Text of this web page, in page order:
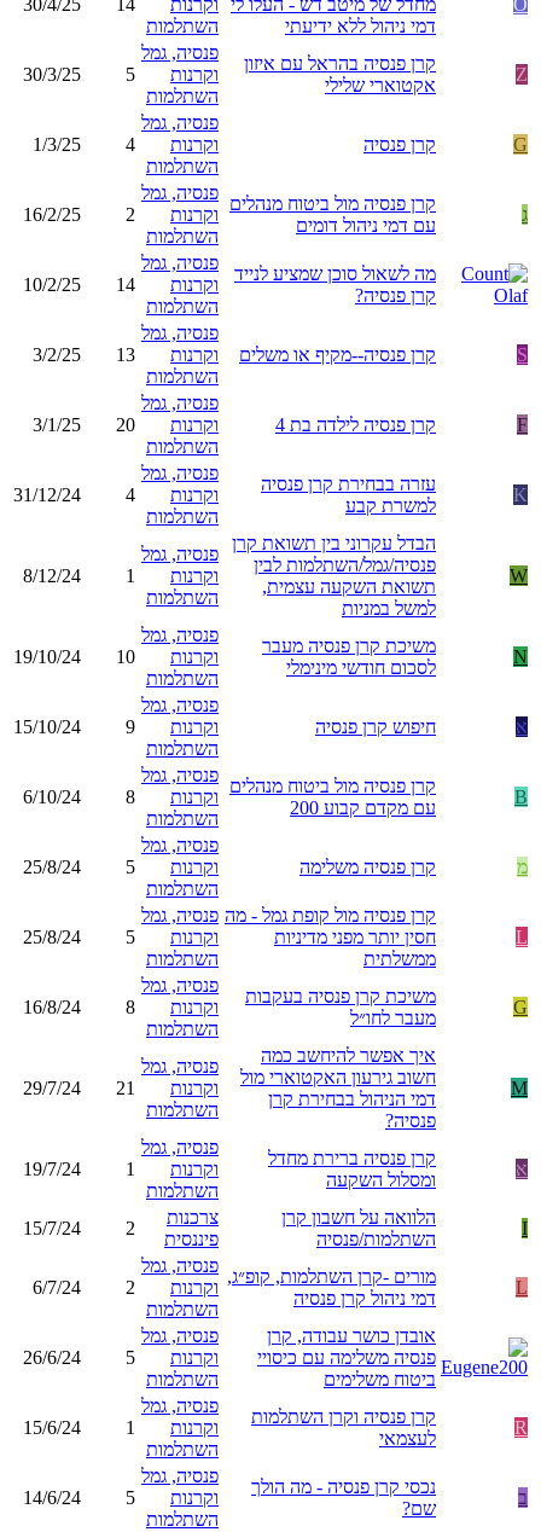
O
מחדל של מיטב דש - העלו לי
דמי ניהול ללא ידיעתי
וקרנות
השתלמות
14
30/4/25
Z
קרן פנסיה בהראל עם איזון
אקטוארי שלילי
פנסיה, גמל
וקרנות
השתלמות
5
30/3/25
G קרן פנסיה
פנסיה, גמל
וקרנות
השתלמות
4
1/3/25
ג
קרן פנסיה מול ביטוח מנהלים
עם דמי ניהול דומים
פנסיה, גמל
וקרנות
השתלמות
2
16/2/25
מה לשאול סוכן שמציע לנייד
קרן פנסיה?
פנסיה, גמל
וקרנות
השתלמות
14
10/2/25
S קרן פנסיה--מקיף או משלים
פנסיה, גמל
וקרנות
השתלמות
13
3/2/25
F קרן פנסיה לילדה בת 4
פנסיה, גמל
וקרנות
השתלמות
20
3/1/25
K
עזרה בבחירת קרן פנסיה
למשרת קבע
פנסיה, גמל
וקרנות
השתלמות
4
31/12/24
W
הבדל עקרוני בין תשואת קרן
פנסיה/גמל/השתלמות לבין
תשואת השקעה עצמית,
למשל במניות
פנסיה, גמל
וקרנות
השתלמות
1
8/12/24
N
משיכת קרן פנסיה מעבר
לסכום חודשי מינימלי
פנסיה, גמל
וקרנות
השתלמות
10
19/10/24
א חיפוש קרן פנסיה
פנסיה, גמל
וקרנות
השתלמות
9
15/10/24
B
קרן פנסיה מול ביטוח מנהלים
עם מקדם קבוע 200
פנסיה, גמל
וקרנות
השתלמות
8
6/10/24
מ קרן פנסיה משלימה
פנסיה, גמל
וקרנות
השתלמות
5
25/8/24
L
קרן פנסיה מול קופת גמל - מה
חסין יותר מפני מדיניות
ממשלתית
פנסיה, גמל
וקרנות
השתלמות
5
25/8/24
G
משיכת קרן פנסיה בעקבות
מעבר לחו״ל
פנסיה, גמל
וקרנות
השתלמות
8
16/8/24
M
איך אפשר להיחשב כמה
חשוב גירעון האקטוארי מול
דמי הניהול בבחירת קרן
פנסיה?
פנסיה, גמל
וקרנות
השתלמות
21
29/7/24
א
קרן פנסיה ברירת מחדל
ומסלול השקעה
פנסיה, גמל
וקרנות
השתלמות
1
19/7/24
I
הלוואה על חשבון קרן
השתלמות/פנסיה
צרכנות
פיננסית
2
15/7/24
L
מורים -קרן השתלמות, קופ״ג,
דמי ניהול קרן פנסיה
פנסיה, גמל
וקרנות
השתלמות
2
6/7/24
אובדן כושר עבודה, קרן
פנסיה משלימה עם כיסויי
ביטוח משלימים
פנסיה, גמל
וקרנות
השתלמות
5
26/6/24
R
קרן פנסיה וקרן השתלמות
לעצמאי
פנסיה, גמל
וקרנות
השתלמות
1
15/6/24
ב
נכסי קרן פנסיה - מה הולך
שם?
פנסיה, גמל
וקרנות
השתלמות
5
14/6/24